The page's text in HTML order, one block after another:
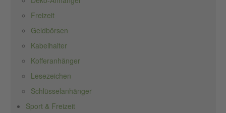
Freizeit
Geldbörsen
Kabelhalter
Kofferanhänger
Lesezeichen
Schlüsselanhänger
Sport & Freizeit